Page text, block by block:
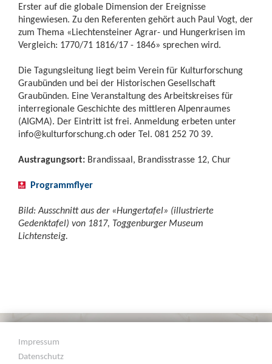
Erster auf die globale Dimension der Ereignisse
hingewiesen. Zu den Referenten gehört auch Paul Vogt, der
zum Thema «Liechtensteiner Agrar- und Hungerkrisen im
Vergleich: 1770/71 1816/17 - 1846» sprechen wird.
Die Tagungsleitung liegt beim Verein für Kulturforschung
Graubünden und bei der Historischen Gesellschaft
Graubünden. Eine Veranstaltung des Arbeitskreises für
interregionale Geschichte des mittleren Alpenraumes
(AIGMA). Der Eintritt ist frei. Anmeldung erbeten unter
info@kulturforschung.ch oder Tel. 081 252 70 39.
Austragungsort: Brandissaal, Brandisstrasse 12, Chur
Programmflyer
Bild: Ausschnitt aus der «Hungertafel» (illustrierte
Gedenktafel) von 1817, Toggenburger Museum
Lichtensteig.
Impressum
Datenschutz